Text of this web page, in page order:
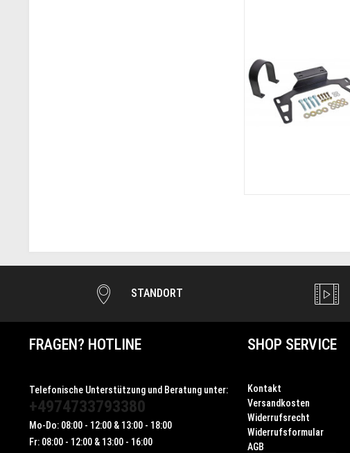
STANDORT
FRAGEN? HOTLINE
Telefonische Unterstützung und Beratung unter:
+4974733793380
Mo-Do: 08:00 - 12:00 & 13:00 - 18:00
Fr: 08:00 - 12:00 & 13:00 - 16:00
SHOP SERVICE
Kontakt
Versandkosten
Widerrufsrecht
Widerrufsformular
AGB